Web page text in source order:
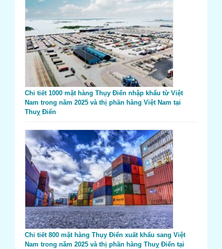
Chi tiết 1000 mặt hàng Thụy Điển nhập khẩu từ Việt
Nam trong năm 2025 và thị phần hàng Việt Nam tại
Thuỵ Điển
Chi tiết 800 mặt hàng Thụy Điển xuất khẩu sang Việt
Nam trong năm 2025 và thị phần hàng Thuỵ Điển tại